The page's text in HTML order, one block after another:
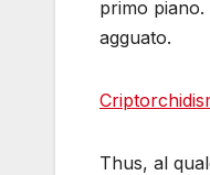
primo
agguato.
Thus, al